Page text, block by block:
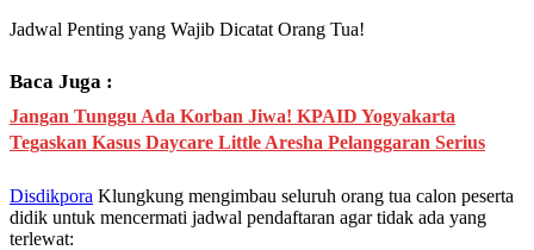
Jadwal Penting yang Wajib Dicatat Orang Tua!
Baca Juga :
Jangan Tunggu Ada Korban Jiwa! KPAID Yogyakarta
Tegaskan Kasus Daycare Little Aresha Pelanggaran Serius
Disdikpora Klungkung mengimbau seluruh orang tua calon peserta
didik untuk mencermati jadwal pendaftaran agar tidak ada yang
terlewat: